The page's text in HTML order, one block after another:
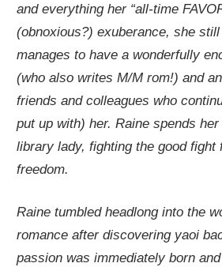
and everything her “all-time
(obnoxious?) exuberance, she
manages to have a wonderfully
(who also writes M/M rom!) and
friends and colleagues who
put up with) her. Raine spends
library lady, fighting the good fight
freedom.
Raine tumbled headlong into the
romance after discovering yaoi
passion was immediately born